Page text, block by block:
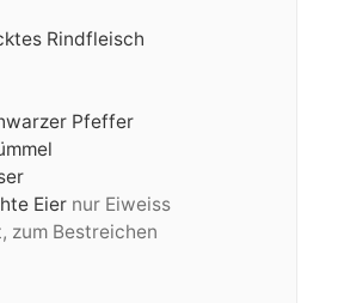
Rindfleisch
Pfeffer
Eier nur Eiweiss
zum Bestreichen